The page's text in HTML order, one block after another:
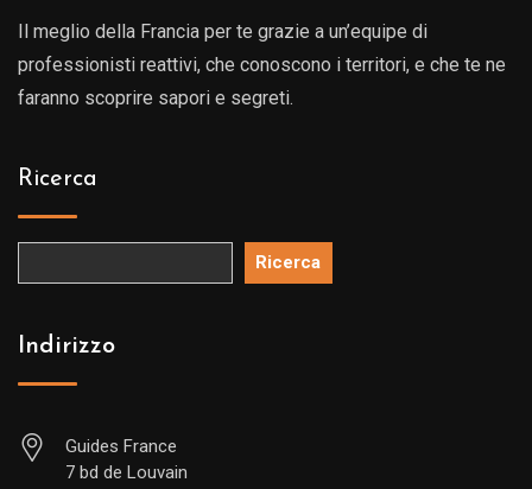
Il meglio della Francia per te grazie a un’equipe di
professionisti reattivi, che conoscono i territori, e che te ne
faranno scoprire sapori e segreti.
Ricerca
Ricerca
Indirizzo
Guides France
7 bd de Louvain